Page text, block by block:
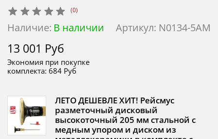
(0)
Артикул: N0134-5AM
Наличие: В наличии
13 001 Руб
Экономия при покупке
комплекта: 684 Руб
ЛЕТО ДЕШЕВЛЕ ХИТ! Рейсмус
разметочный дисковый
высокоточный 205 мм стальной с
медным упором и диском из